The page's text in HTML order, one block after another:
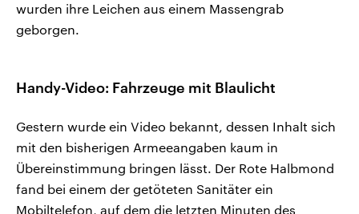
wurden ihre Leichen aus einem Massengrab
geborgen.
Handy-Video: Fahrzeuge mit Blaulicht
Gestern wurde ein Video bekannt, dessen Inhalt sich
mit den bisherigen Armeeangaben kaum in
Übereinstimmung bringen lässt. Der Rote Halbmond
fand bei einem der getöteten Sanitäter ein
Mobiltelefon, auf dem die letzten Minuten des